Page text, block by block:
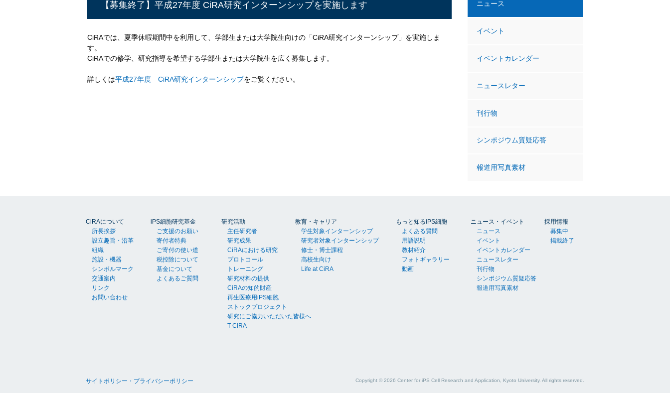
【募集終了】平成27年度 CiRA研究インターンシップを実施します
CiRAでは、夏季休暇期間中を利用して、学部生または大学院生向けの「CiRA研究インターンシップ」を実施しま
す。
CiRAでの修学、研究指導を希望する学部生または大学院生を広く募集します。
詳しくは平成27年度 CiRA研究インターンシップをご覧ください。
ニュース
イベント
イベントカレンダー
ニュースレター
刊行物
シンポジウム質疑応答
報道用写真素材
CiRAについて
所長挨拶
設立趣旨・沿革
組織
施設・機器
シンボルマーク
交通案内
リンク
お問い合わせ
iPS細胞研究基金
ご支援のお願い
寄付者特典
ご寄付の使い道
税控除について
基金について
よくあるご質問
研究活動
主任研究者
研究成果
CiRAにおける研究
プロトコール
トレーニング
研究材料の提供
CiRAの知的財産
再生医療用iPS細胞
ストックプロジェクト
研究にご協力いただいた皆様へ
T-CiRA
教育・キャリア
学生対象インターンシップ
研究者対象インターンシップ
修士・博士課程
高校生向け
Life at CiRA
もっと知るiPS細胞
よくある質問
用語説明
教材紹介
フォトギャラリー
動画
ニュース・イベント
ニュース
イベント
イベントカレンダー
ニュースレター
刊行物
シンポジウム質疑応答
報道用写真素材
採用情報
募集中
掲載終了
サイトポリシー・プライバシーポリシー Copyright © 2026 Center for iPS Cell Research and Application, Kyoto University. All rights reserved.